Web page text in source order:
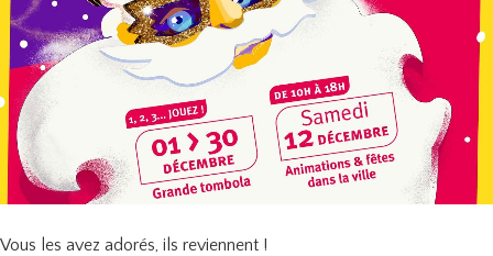
Vous les avez adorés, ils reviennent !